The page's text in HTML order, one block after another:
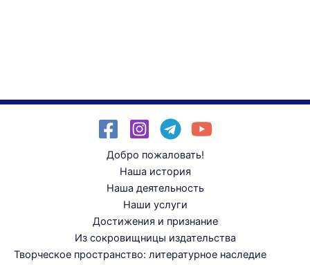
Добро пожаловать!
Наша история
Наша деятельность
Наши услуги
Достижения и признание
Из сокровищницы издательства
Творческое пространство: литературное наследие